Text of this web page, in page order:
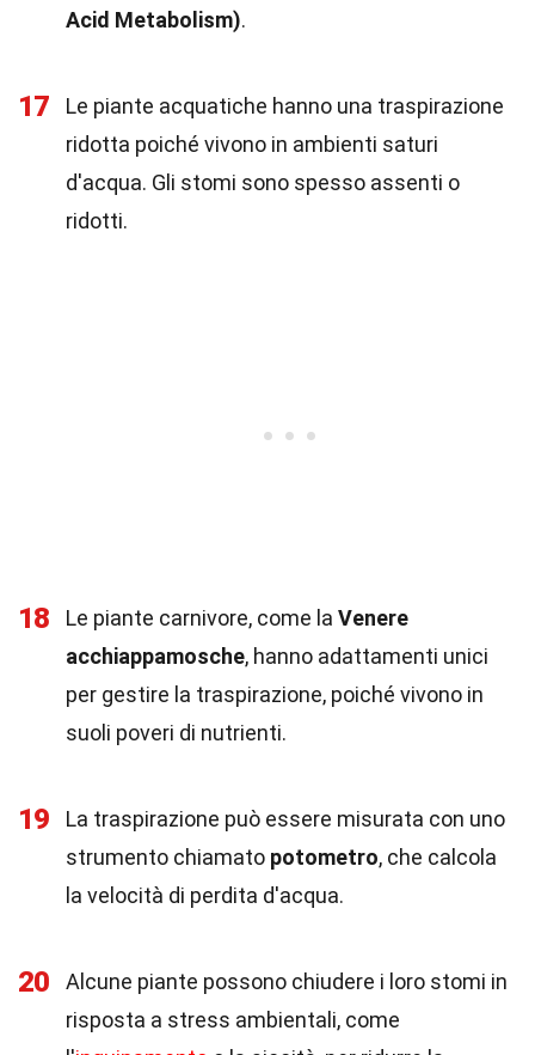
Acid Metabolism).
17
Le piante acquatiche hanno una traspirazione
ridotta poiché vivono in ambienti saturi
d'acqua. Gli stomi sono spesso assenti o
ridotti.
18 Le piante carnivore, come la Venere
acchiappamosche, hanno adattamenti unici
per gestire la traspirazione, poiché vivono in
suoli poveri di nutrienti.
19
La traspirazione può essere misurata con uno
strumento chiamato potometro, che calcola
la velocità di perdita d'acqua.
20
Alcune piante possono chiudere i loro stomi in
risposta a stress ambientali, come